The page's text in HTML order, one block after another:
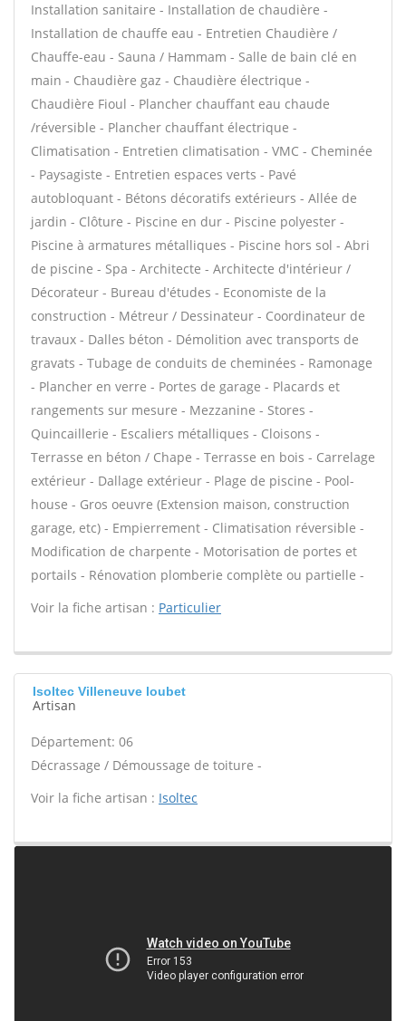
Installation sanitaire - Installation de chaudière -
Installation de chauffe eau - Entretien Chaudière /
Chauffe-eau - Sauna / Hammam - Salle de bain clé en
main - Chaudière gaz - Chaudière électrique -
Chaudière Fioul - Plancher chauffant eau chaude
/réversible - Plancher chauffant électrique -
Climatisation - Entretien climatisation - VMC - Cheminée
- Paysagiste - Entretien espaces verts - Pavé
autobloquant - Bétons décoratifs extérieurs - Allée de
jardin - Clôture - Piscine en dur - Piscine polyester -
Piscine à armatures métalliques - Piscine hors sol - Abri
de piscine - Spa - Architecte - Architecte d'intérieur /
Décorateur - Bureau d'études - Economiste de la
construction - Métreur / Dessinateur - Coordinateur de
travaux - Dalles béton - Démolition avec transports de
gravats - Tubage de conduits de cheminées - Ramonage
- Plancher en verre - Portes de garage - Placards et
rangements sur mesure - Mezzanine - Stores -
Quincaillerie - Escaliers métalliques - Cloisons -
Terrasse en béton / Chape - Terrasse en bois - Carrelage
extérieur - Dallage extérieur - Plage de piscine - Pool-
house - Gros oeuvre (Extension maison, construction
garage, etc) - Empierrement - Climatisation réversible -
Modification de charpente - Motorisation de portes et
portails - Rénovation plomberie complète ou partielle -
Voir la fiche artisan : Particulier
Isoltec Villeneuve loubet
Artisan
Département: 06
Décrassage / Démoussage de toiture -
Voir la fiche artisan : Isoltec